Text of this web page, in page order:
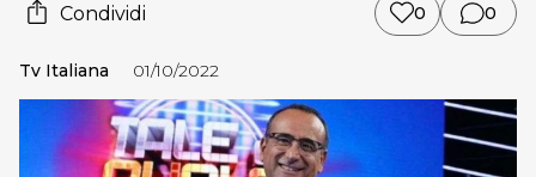
Condividi 0 0
Tv Italiana 01/10/2022